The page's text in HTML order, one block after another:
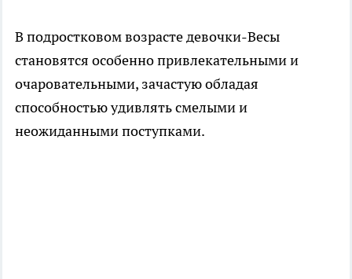
В подростковом возрасте девочки-Весы
становятся особенно привлекательными и
очаровательными, зачастую обладая
способностью удивлять смелыми и
неожиданными поступками.